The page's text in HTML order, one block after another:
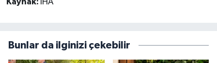
Kaynak: İHA
Bunlar da ilginizi çekebilir